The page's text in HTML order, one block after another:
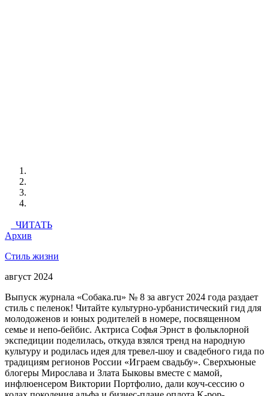
ЧИТАТЬ
Архив
Стиль жизни
август 2024
Выпуск журнала «Собака.ru» № 8 за август 2024 года раздает
стиль с пеленок! Читайте культурно-урбанистический гид для
молодоженов и юных родителей в номере, посвященном
семье и непо-бейбис. Актриса Софья Эрнст в фольклорной
экспедиции поделилась, откуда взялся тренд на народную
культуру и родилась идея для тревел-шоу и свадебного гида по
традициям регионов России «Играем свадьбу». Сверхъюные
блогеры Мирослава и Злата Быковы вместе с мамой,
инфлюенсером Виктории Портфолио, дали коуч-сессию о